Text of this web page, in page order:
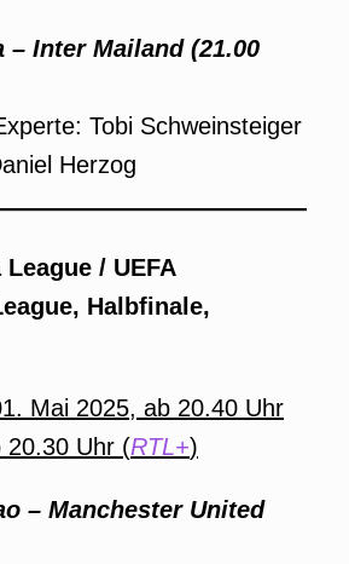
– Inter Mailand (21.00
Tobi Schweinsteiger
Herzog
League / UEFA
Halbfinale,
Mai 2025, ab 20.40 Uhr
20.30 Uhr (RTL+)
– Manchester United